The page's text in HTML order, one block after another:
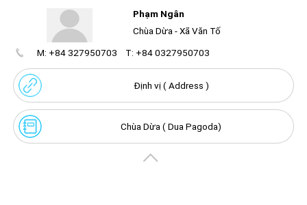
Phạm Ngân
Chùa Dừa - Xã Văn Tố
M: +84 327950703
T: +84 0327950703
Định vị ( Address )
Chùa Dừa ( Dua Pagoda)
Unmute
tỉnh Hải Dương
Get image/QR
portal
Discover